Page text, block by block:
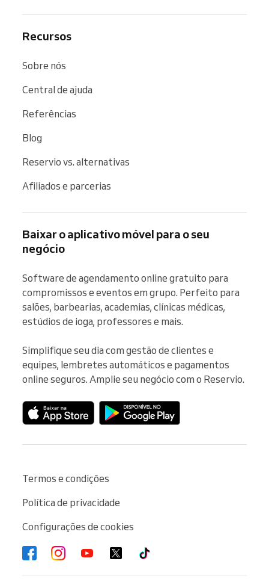
Recursos
Sobre nós
Central de ajuda
Referências
Blog
Reservio vs. alternativas
Afiliados e parcerias
Baixar o aplicativo móvel para o seu
negócio
Software de agendamento online gratuito para
compromissos e eventos em grupo. Perfeito para
salões, barbearias, academias, clínicas médicas,
estúdios de ioga, professores e mais.
Simplifique seu dia com gestão de clientes e
equipes, lembretes automáticos e pagamentos
online seguros. Amplie seu negócio com o Reservio.
Termos e condições
Política de privacidade
Configurações de cookies